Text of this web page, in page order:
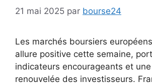
21 mai 2025 par bourse24
Les marchés boursiers
allure positive cette semaine,
indicateurs encourageants et
renouvelée des investisseurs.